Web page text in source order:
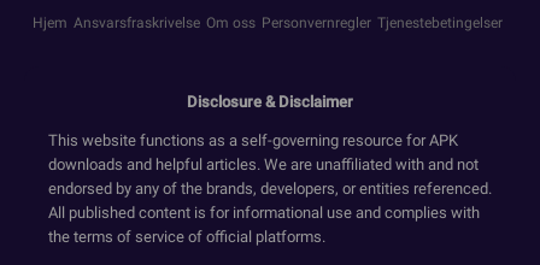
Hjem Ansvarsfraskrivelse Om oss Personvernregler Tjenestebetingelser
Disclosure & Disclaimer
This website functions as a self-governing resource for APK
downloads and helpful articles. We are unaffiliated with and not
endorsed by any of the brands, developers, or entities referenced.
All published content is for informational use and complies with
the terms of service of official platforms.